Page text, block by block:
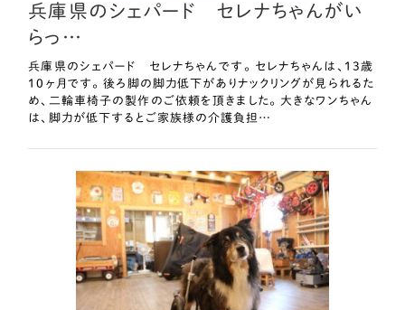
兵庫県のシェパード セレナちゃんがい
らっ…
兵庫県のシェパード セレナちゃんです。 セレナちゃんは、13歳
10ヶ月です。 後ろ脚の脚力低下がありナックリングが見られるた
め、二輪車椅子の製作のご依頼を頂きました。 大きなワンちゃん
は、脚力が低下するとご家族様の介護負担…